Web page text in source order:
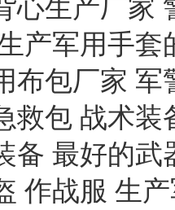
心生产厂家
产军用手套
布包厂家 军
救包 战术装
备 最好的武
作战服 生